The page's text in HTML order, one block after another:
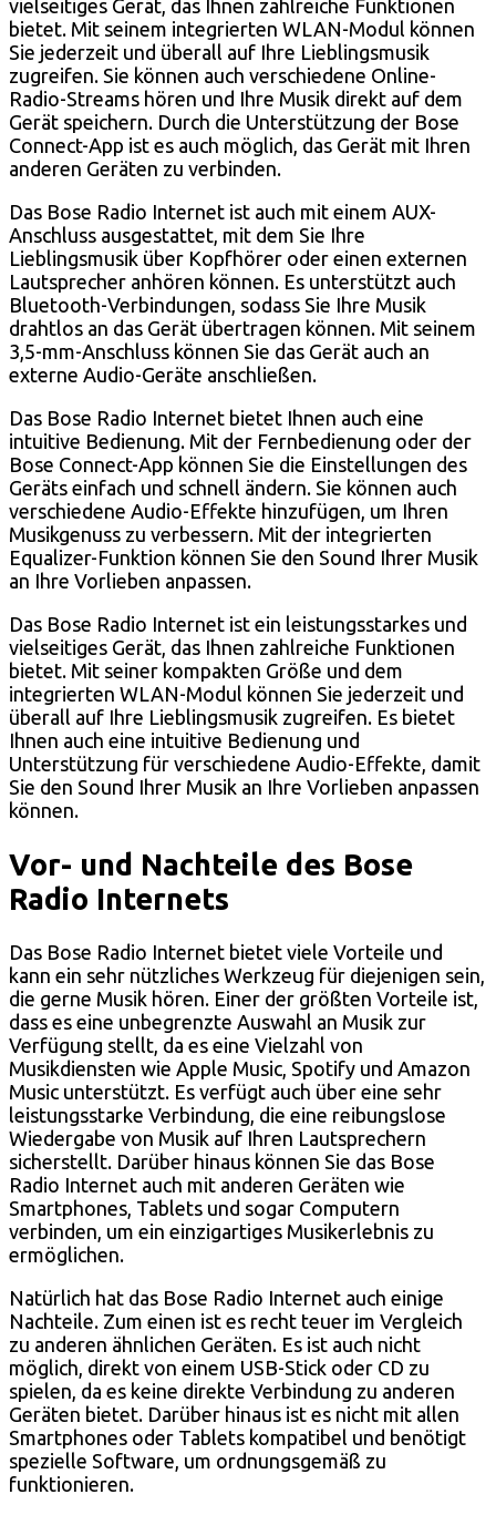
vielseitiges Gerät, das Ihnen zahlreiche Funktionen
bietet. Mit seinem integrierten WLAN-Modul können
Sie jederzeit und überall auf Ihre Lieblingsmusik
zugreifen. Sie können auch verschiedene Online-
Radio-Streams hören und Ihre Musik direkt auf dem
Gerät speichern. Durch die Unterstützung der Bose
Connect-App ist es auch möglich, das Gerät mit Ihren
anderen Geräten zu verbinden.
Das Bose Radio Internet ist auch mit einem AUX-
Anschluss ausgestattet, mit dem Sie Ihre
Lieblingsmusik über Kopfhörer oder einen externen
Lautsprecher anhören können. Es unterstützt auch
Bluetooth-Verbindungen, sodass Sie Ihre Musik
drahtlos an das Gerät übertragen können. Mit seinem
3,5-mm-Anschluss können Sie das Gerät auch an
externe Audio-Geräte anschließen.
Das Bose Radio Internet bietet Ihnen auch eine
intuitive Bedienung. Mit der Fernbedienung oder der
Bose Connect-App können Sie die Einstellungen des
Geräts einfach und schnell ändern. Sie können auch
verschiedene Audio-Effekte hinzufügen, um Ihren
Musikgenuss zu verbessern. Mit der integrierten
Equalizer-Funktion können Sie den Sound Ihrer Musik
an Ihre Vorlieben anpassen.
Das Bose Radio Internet ist ein leistungsstarkes und
vielseitiges Gerät, das Ihnen zahlreiche Funktionen
bietet. Mit seiner kompakten Größe und dem
integrierten WLAN-Modul können Sie jederzeit und
überall auf Ihre Lieblingsmusik zugreifen. Es bietet
Ihnen auch eine intuitive Bedienung und
Unterstützung für verschiedene Audio-Effekte, damit
Sie den Sound Ihrer Musik an Ihre Vorlieben anpassen
können.
Vor- und Nachteile des Bose
Radio Internets
Das Bose Radio Internet bietet viele Vorteile und
kann ein sehr nützliches Werkzeug für diejenigen sein,
die gerne Musik hören. Einer der größten Vorteile ist,
dass es eine unbegrenzte Auswahl an Musik zur
Verfügung stellt, da es eine Vielzahl von
Musikdiensten wie Apple Music, Spotify und Amazon
Music unterstützt. Es verfügt auch über eine sehr
leistungsstarke Verbindung, die eine reibungslose
Wiedergabe von Musik auf Ihren Lautsprechern
sicherstellt. Darüber hinaus können Sie das Bose
Radio Internet auch mit anderen Geräten wie
Smartphones, Tablets und sogar Computern
verbinden, um ein einzigartiges Musikerlebnis zu
ermöglichen.
Natürlich hat das Bose Radio Internet auch einige
Nachteile. Zum einen ist es recht teuer im Vergleich
zu anderen ähnlichen Geräten. Es ist auch nicht
möglich, direkt von einem USB-Stick oder CD zu
spielen, da es keine direkte Verbindung zu anderen
Geräten bietet. Darüber hinaus ist es nicht mit allen
Smartphones oder Tablets kompatibel und benötigt
spezielle Software, um ordnungsgemäß zu
funktionieren.